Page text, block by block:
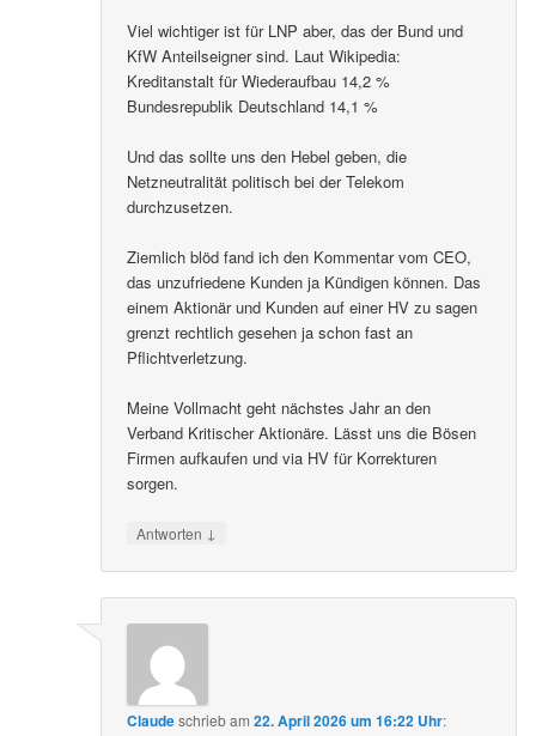
Viel wichtiger ist für LNP aber, das der Bund und
KfW Anteilseigner sind. Laut Wikipedia:
Kreditanstalt für Wiederaufbau 14,2 %
Bundesrepublik Deutschland 14,1 %
Und das sollte uns den Hebel geben, die
Netzneutralität politisch bei der Telekom
durchzusetzen.
Ziemlich blöd fand ich den Kommentar vom CEO,
das unzufriedene Kunden ja Kündigen können. Das
einem Aktionär und Kunden auf einer HV zu sagen
grenzt rechtlich gesehen ja schon fast an
Pflichtverletzung.
Meine Vollmacht geht nächstes Jahr an den
Verband Kritischer Aktionäre. Lässt uns die Bösen
Firmen aufkaufen und via HV für Korrekturen
sorgen.
Antworten ↓
Claudeschriebam22. April 2026 um 16:22 Uhr: